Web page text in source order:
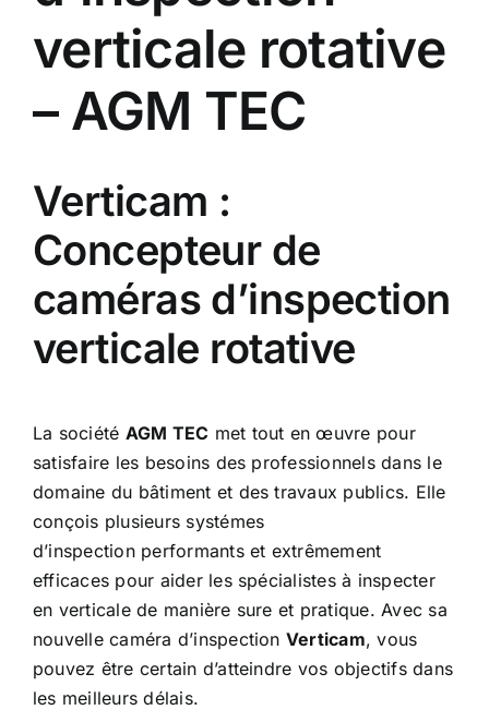
verticale rotative
– AGM TEC
Verticam :
Concepteur de
caméras d’inspection
verticale rotative
La société AGM TEC met tout en œuvre pour
satisfaire les besoins des professionnels dans le
domaine du bâtiment et des travaux publics. Elle
conçois plusieurs systémes
d’inspection performants et extrêmement
efficaces pour aider les spécialistes à inspecter
en verticale de manière sure et pratique. Avec sa
nouvelle caméra d’inspection Verticam, vous
pouvez être certain d’atteindre vos objectifs dans
les meilleurs délais.